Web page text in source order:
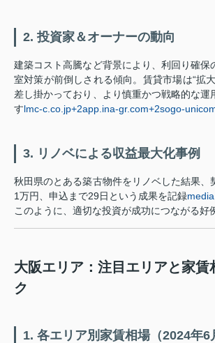
2. 投資家＆オーナーの動向
建築コスト高騰など背景により、利回り確保
室対策が前倒しされる傾向。賃貸市場は“拡
差し掛かっており、より慎重かつ戦略的な運
すlmc-c.co.jp+2app.ina-gr.com+2sogo-
3. リノベによる収益最大化事例
秋田県のとある築古物件をリノベした結果、
1万円、申込まで29日という成果を記録
このように、適切な投資が成功につながる好
大阪エリア：注目エリアと家賃
ク
1. 各エリア別家賃相場（2024年6